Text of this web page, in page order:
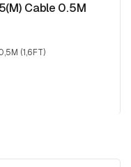
Cable 0.5M
(1,6FT)